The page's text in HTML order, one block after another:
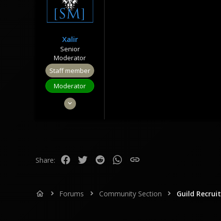
Xalir
Senior
Moderator
Staff member
Moderator
Dec 7, 2022
Share: Facebook
Twitter Reddit WhatsApp
Link
Forums Community Section Guild